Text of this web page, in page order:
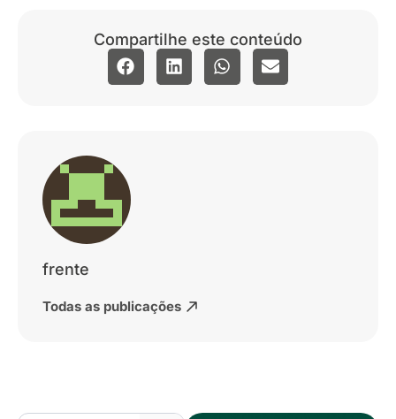
Compartilhe este conteúdo
frente
Todas as publicações